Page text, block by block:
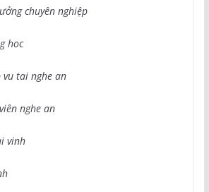
chuyên nghiệp
hoc
vu tai nghe an
nghe an
vinh